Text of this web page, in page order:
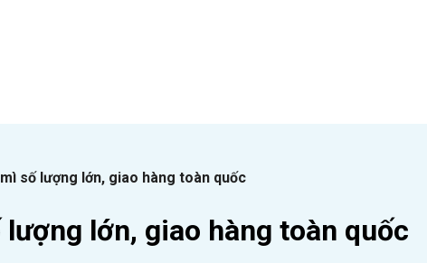
số lượng lớn, giao hàng toàn quốc
lớn, giao hàng toàn quốc